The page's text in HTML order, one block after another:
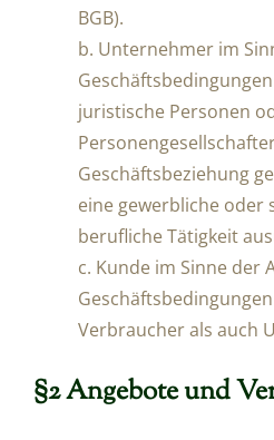
BGB).
b. Unternehmer im
juristische Personen
Geschäftsbeziehung
eine gewerbliche oder
berufliche Tätigkeit
c. Kunde im Sinne der
Verbraucher als auch
§2 Angebote und